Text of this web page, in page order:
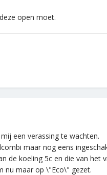
open moet.
een verassing te wachten.
maar nog eens
de koeling 5c en die van het
nu maar op \"Eco\" gezet.